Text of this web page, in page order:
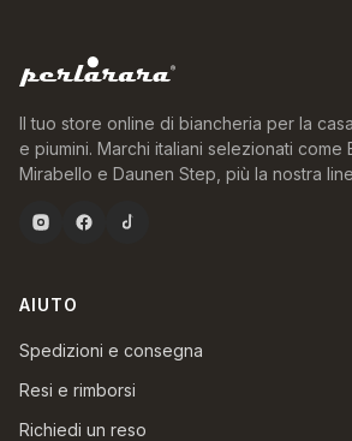
Il tuo store online di biancheria per la
e piumini. Marchi italiani selezionati come
Mirabello e Daunen Step, più la nostra
AIUTO
Spedizioni e consegna
Resi e rimborsi
Richiedi un reso